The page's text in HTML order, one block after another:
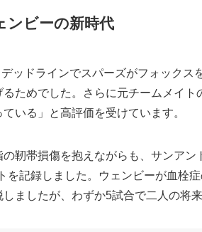
ンビーの新時代
ッドラインでスパーズがフォックス
ためでした。さらに元チームメイ
いる」と高評価を受けています。
靭帯損傷を抱えながらも、サンア
を記録しました。ウェンビーが血栓
ましたが、わずか5試合で二人の将